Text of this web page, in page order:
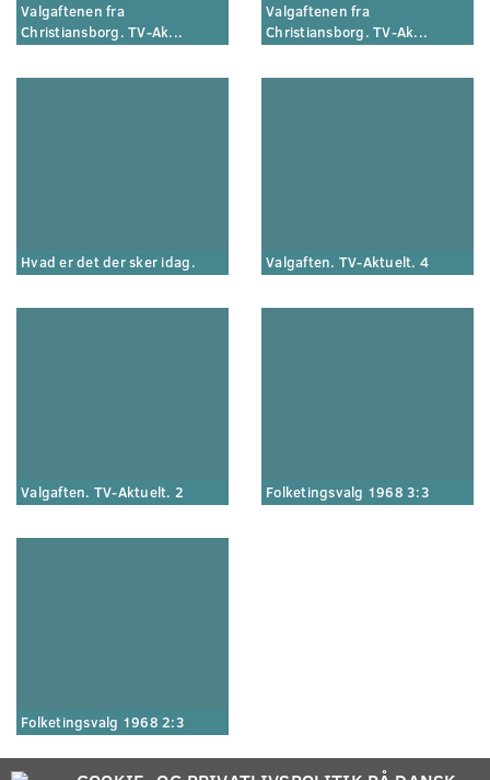
Valgaftenen fra
Christiansborg. TV-Ak...
Valgaftenen fra
Christiansborg. TV-Ak...
Hvad er det der sker idag. Valgaften. TV-Aktuelt. 4
Valgaften. TV-Aktuelt. 2 Folketingsvalg 1968 3:3
Folketingsvalg 1968 2:3